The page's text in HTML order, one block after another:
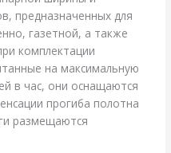
предназначенных для
газетной, а также
комплектации
на максимальную
в час, они оснащаются
прогиба полотна
размещаются